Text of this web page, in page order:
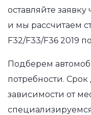
оставляйте
и мы рассчитаем
F32/F33/F36 2019
Подберем
потребности. Срок
зависимости от